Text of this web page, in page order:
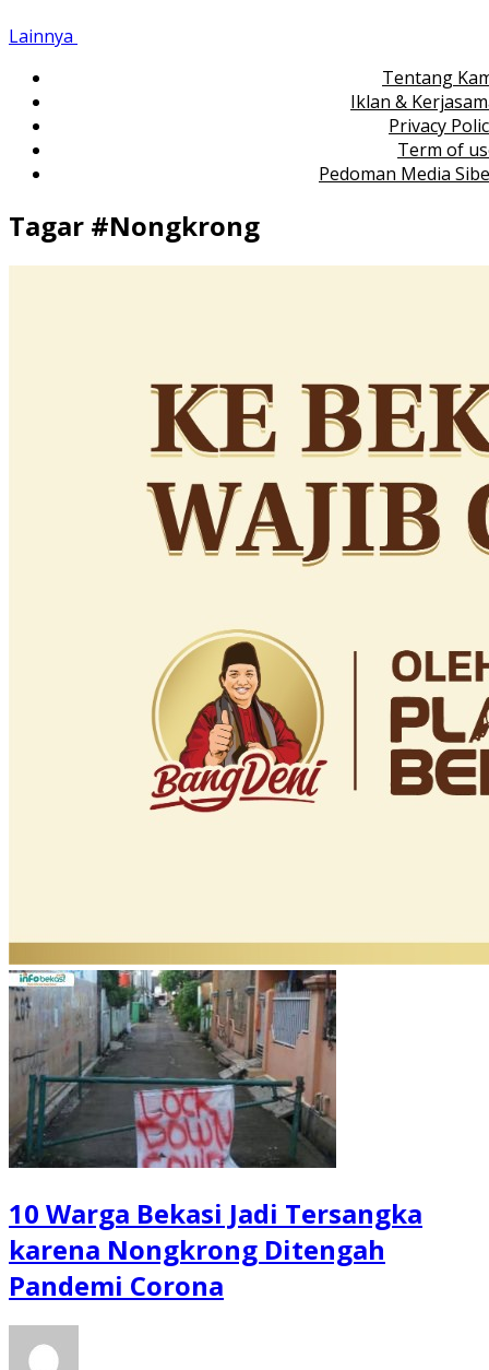
Lainnya
Tentang
Iklan &
Privacy
Term of
Pedoman Media
Tagar #Nongkrong
10 Warga Bekasi Jadi Tersangka
karena Nongkrong Ditengah
Pandemi Corona